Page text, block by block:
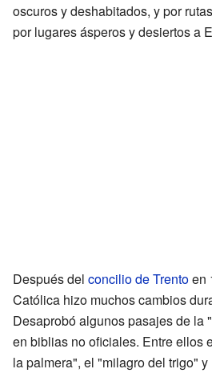
oscuros y deshabitados, y por
por lugares ásperos y desiertos a
Después del concilio de Trentoen
Católica hizo muchos cambios
Desaprobó algunos pasajes de la
en biblias no oficiales. Entre ellos
la palmera", el "milagro del trigo"